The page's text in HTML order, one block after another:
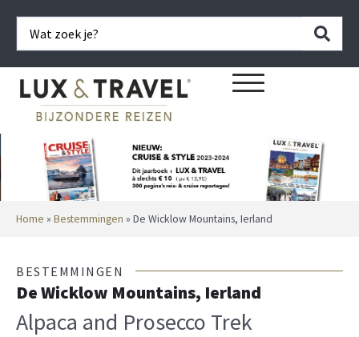
Home » Bestemmingen » De Wicklow Mountains, Ierland
BESTEMMINGEN
De Wicklow Mountains, Ierland
Alpaca and Prosecco Trek